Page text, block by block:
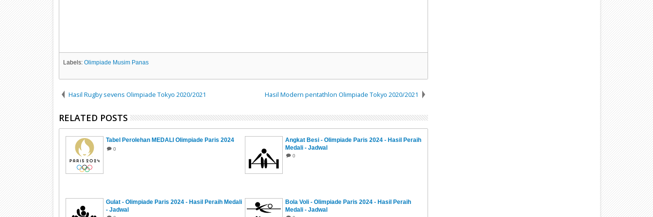
Labels: Olimpiade Musim Panas
Hasil Rugby sevens Olimpiade Tokyo 2020/2021 Hasil Modern pentathlon Olimpiade Tokyo 2020/2021
RELATED POSTS
Tabel Perolehan MEDALI Olimpiade Paris 2024
0
Angkat Besi - Olimpiade Paris 2024 - Hasil Peraih
Medali - Jadwal
0
Gulat - Olimpiade Paris 2024 - Hasil Peraih Medali
- Jadwal
Bola Voli - Olimpiade Paris 2024 - Hasil Peraih
Medali - Jadwal